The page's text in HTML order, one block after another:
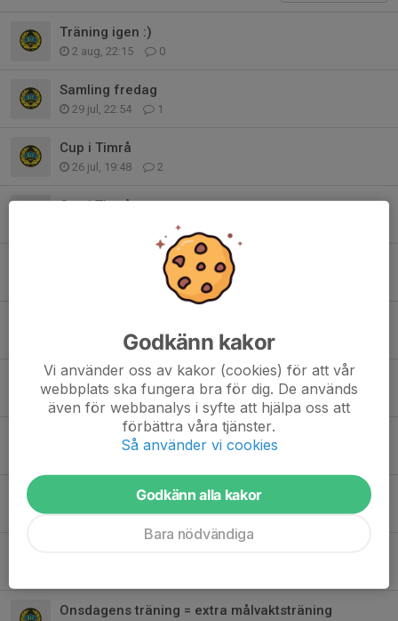
Träning igen :)
2 aug, 22:15 0
Samling fredag
29 jul, 22:54 1
Cup i Timrå
26 jul, 19:48 2
Cup i Timrå
Inför sommaruppehåll
5
17 jun, 12:12 1
Cup i Timrå
16 jun, 18:23 0
Veckans aktiviteter
Ingen träning måndag 15 juni
14 jun, 16:53 0
Onsdagens träning = extra målvaktsträning
Godkänn kakor
Vi använder oss av kakor (cookies) för att vår
webbplats ska fungera bra för dig. De används
även för webbanalys i syfte att hjälpa oss att
förbättra våra tjänster.
Så använder vi cookies
Godkänn alla kakor
Bara nödvändiga